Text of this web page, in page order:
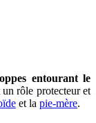
entourant le
rôle protecteur et
et la pie-mère.